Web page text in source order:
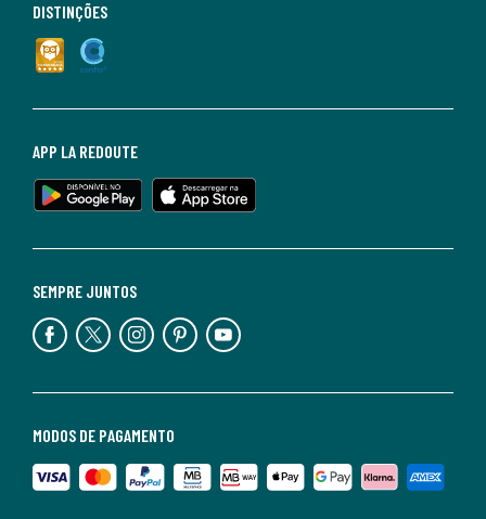
MODOS DE PAGAMENTO
SEMPRE JUNTOS
APP LA REDOUTE
DISTINÇÕES